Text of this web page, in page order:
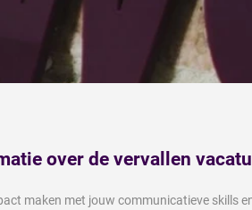
over de vervallen
maken met jouw communicatieve skills